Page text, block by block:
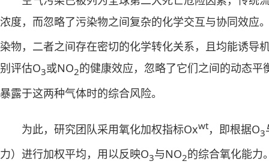
浓度，而忽略了污染物之间复杂的化学交互与协同效应
染物，二者之间存在密切的化学转化关系，且均能诱导
别评估O3或NO2的健康效应，忽略了它们之间的动态
暴露于这两种气体时的综合风险。
为此，研究团队采用氧化加权指标Oxwt，即根据O3
力）进行加权平均，用以反映O3与NO2的综合氧化能力